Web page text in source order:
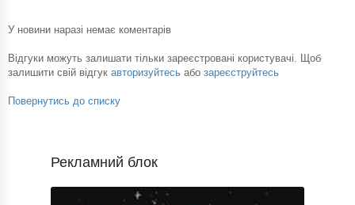
У новини наразі немає коментарів
Відгуки можуть залишати тільки зареєстровані користувачі. Щоб
залишити свій відгук авторизуйтесь або зареєструйтесь
Повернутись до списку
Рекламний блок